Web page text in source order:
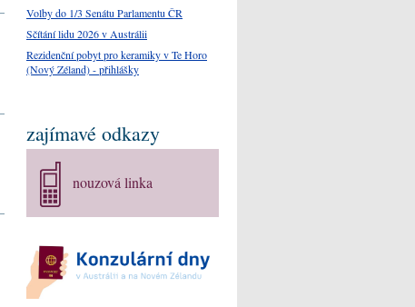
Volby do 1/3 Senátu Parlamentu ČR
Sčítání lidu 2026 v Austrálii
Rezidenční pobyt pro keramiky v Te Horo
(Nový Zéland) - přihlášky
zajímavé odkazy
nouzová linka